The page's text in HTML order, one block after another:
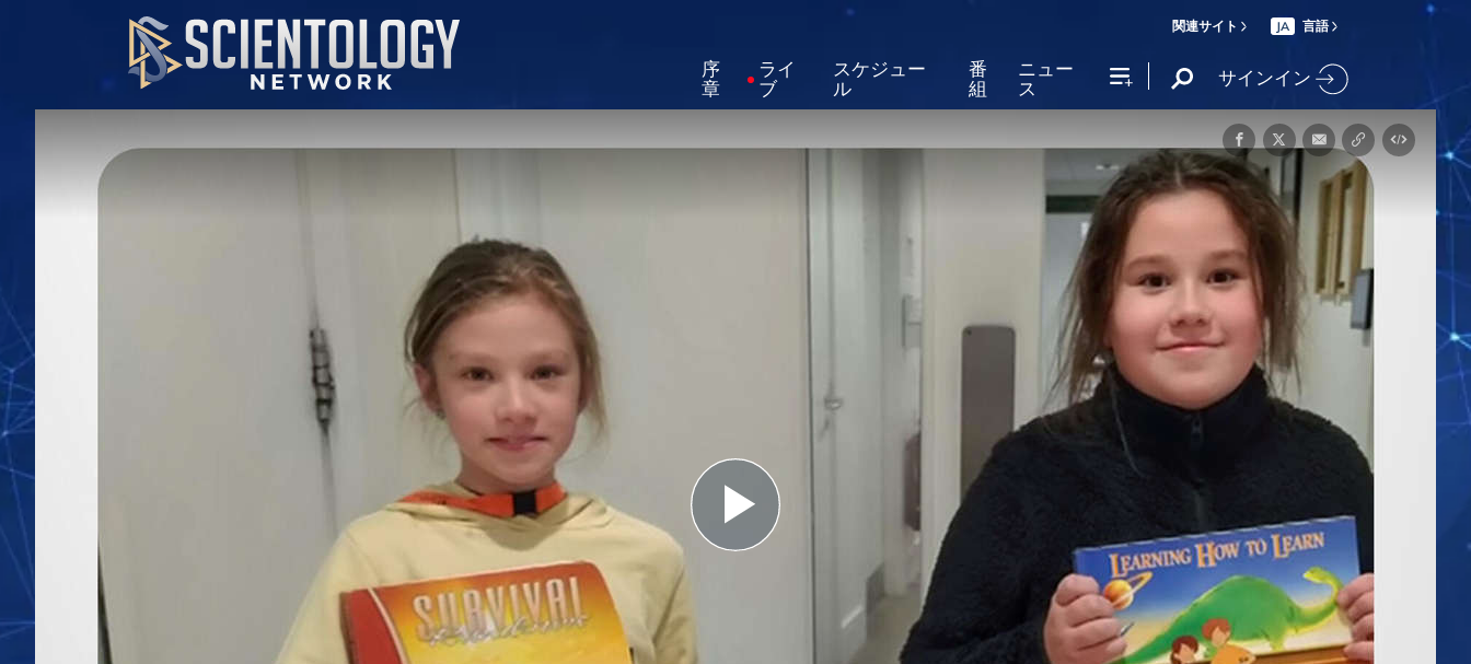
関連サイト JA 言語
序
章
ライ
ブ
スケジュー
ル
番
組
ニュー
ス サインイン
Play